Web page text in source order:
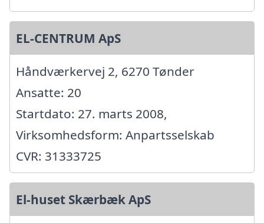
EL-CENTRUM ApS
Håndværkervej 2, 6270 Tønder
Ansatte: 20
Startdato: 27. marts 2008,
Virksomhedsform: Anpartsselskab
CVR: 31333725
El-huset Skærbæk ApS